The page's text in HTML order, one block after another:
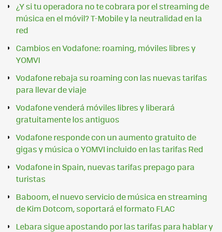
¿Y si tu operadora no te cobrara por el streaming de
música en el móvil? T-Mobile y la neutralidad en la
red
Cambios en Vodafone: roaming, móviles libres y
YOMVI
Vodafone rebaja su roaming con las nuevas tarifas
para llevar de viaje
Vodafone venderá móviles libres y liberará
gratuitamente los antiguos
Vodafone responde con un aumento gratuito de
gigas y música o YOMVI incluido en las tarifas Red
Vodafone in Spain, nuevas tarifas prepago para
turistas
Baboom, el nuevo servicio de música en streaming
de Kim Dotcom, soportará el formato FLAC
Lebara sigue apostando por las tarifas para hablar y